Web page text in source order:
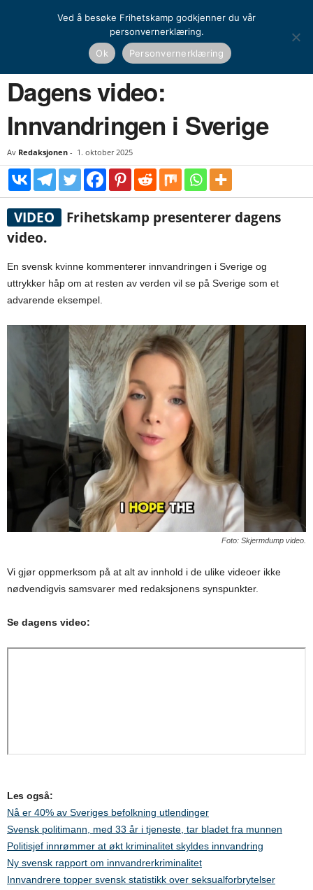
Dagens video: Innvandringen i Sverige
Dagens video:
Innvandringen i Sverige
Av Redaksjonen - 1. oktober 2025
VIDEO
Frihetskamp presenterer dagens
video.
En svensk kvinne kommenterer innvandringen i Sverige og
uttrykker håp om at resten av verden vil se på Sverige som et
advarende eksempel.
Foto: Skjermdump video.
Vi gjør oppmerksom på at alt av innhold i de ulike videoer ikke
nødvendigvis samsvarer med redaksjonens synspunkter.
Se dagens video:
Les også:
Nå er 40% av Sveriges befolkning utlendinger
Svensk politimann, med 33 år i tjeneste, tar bladet fra munnen
Politisjef innrømmer at økt kriminalitet skyldes innvandring
Ny svensk rapport om innvandrerkriminalitet
Innvandrere topper svensk statistikk over seksualforbrytelser
Ved å besøke Frihetskamp godkjenner du vår
personvernerklæring.
Ok
Personvernerklæring